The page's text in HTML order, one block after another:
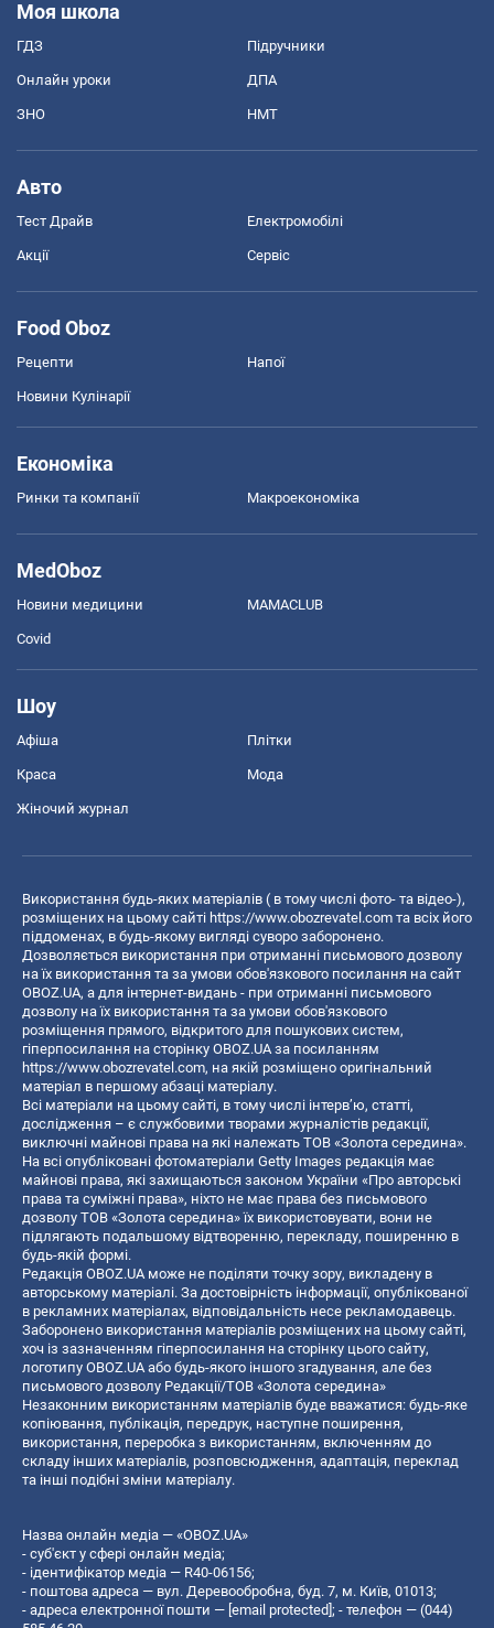
Моя школа
ГДЗ Підручники
Онлайн уроки ДПА
ЗНО НМТ
Авто
Тест Драйв Електромобілі
Акції Сервіс
Food Oboz
Рецепти Напої
Новини Кулінарії
Економіка
Ринки та компанії Макроекономіка
MedOboz
Новини медицини MAMACLUB
Covid
Шоу
Афіша Плітки
Краса Мода
Жіночий журнал
Використання будь-яких матеріалів ( в тому числі фото- та відео-),
розміщених на цьому сайті https://www.obozrevatel.com та всіх його
піддоменах, в будь-якому вигляді суворо заборонено.
Дозволяється використання при отриманні письмового дозволу
на їх використання та за умови обов'язкового посилання на сайт
OBOZ.UA, а для інтернет-видань - при отриманні письмового
дозволу на їх використання та за умови обов'язкового
розміщення прямого, відкритого для пошукових систем,
гіперпосилання на сторінку OBOZ.UA за посиланням
https://www.obozrevatel.com, на якій розміщено оригінальний
матеріал в першому абзаці матеріалу.
Всі матеріали на цьому сайті, в тому числі інтерв’ю, статті,
дослідження – є службовими творами журналістів редакції,
виключні майнові права на які належать ТОВ «Золота середина».
На всі опубліковані фотоматеріали Getty Images редакція має
майнові права, які захищаються законом України «Про авторські
права та суміжні права», ніхто не має права без письмового
дозволу ТОВ «Золота середина» їх використовувати, вони не
підлягають подальшому відтворенню, перекладу, поширенню в
будь-якій формі.
Редакція OBOZ.UA може не поділяти точку зору, викладену в
авторському матеріалі. За достовірність інформації, опублікованої
в рекламних матеріалах, відповідальність несе рекламодавець.
Заборонено використання матеріалів розміщених на цьому сайті,
хоч із зазначенням гіперпосилання на сторінку цього сайту,
логотипу OBOZ.UA або будь-якого іншого згадування, але без
письмового дозволу Редакції/ТОВ «Золота середина»
Незаконним використанням матеріалів буде вважатися: будь-яке
копiювання, публiкацiя, передрук, наступне поширення,
використання, переробка з використанням, включенням до
складу інших матеріалів, розповсюдження, адаптація, переклад
та інші подібні зміни матеріалу.
Назва онлайн медіа — «OBOZ.UA»
- суб'єкт у сфері онлайн медіа;
- ідентифікатор медіа — R40-06156;
- поштова адреса — вул. Деревообробна, буд. 7, м. Київ, 01013;
- адреса електронної пошти — [email protected]; - телефон — (044)